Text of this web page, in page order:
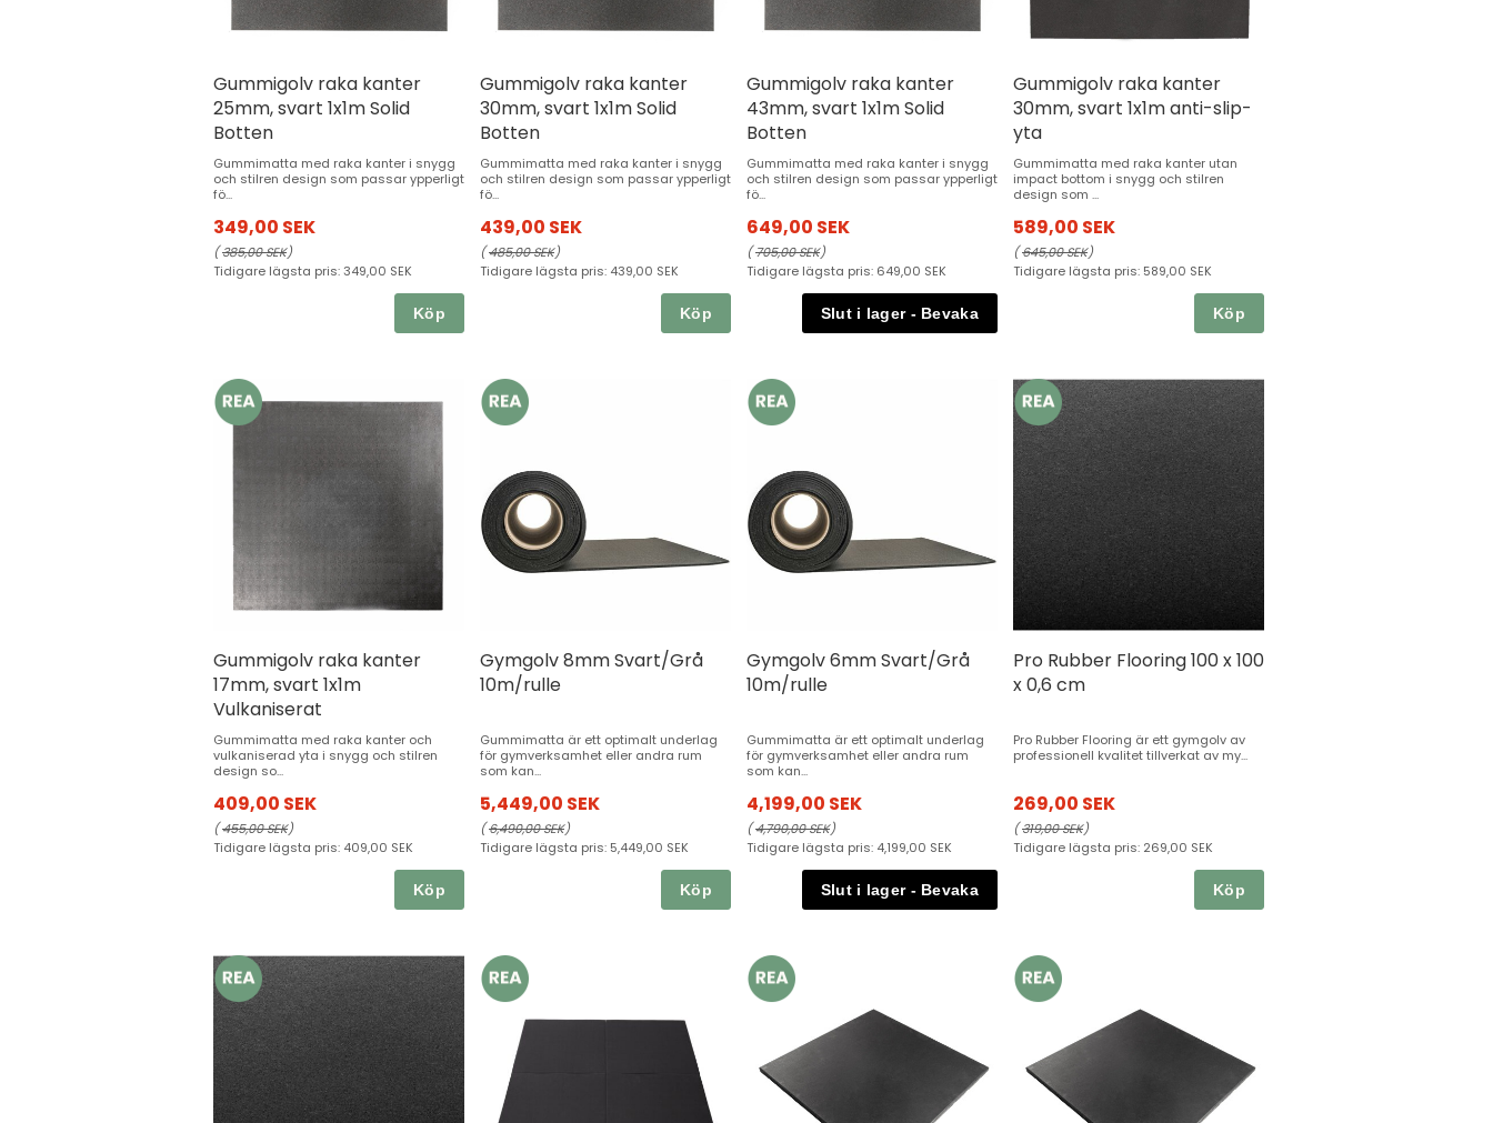
Gummigolv raka kanter
25mm, svart 1x1m Solid
Botten
Gummimatta med raka kanter i snygg
och stilren design som passar ypperligt
fö...
349,00 SEK
(385,00 SEK)
Tidigare lägsta pris:349,00 SEK
Köp
Gummigolv raka kanter
30mm, svart 1x1m Solid
Botten
Gummimatta med raka kanter i snygg
och stilren design som passar ypperligt
fö...
439,00 SEK
(485,00 SEK)
Tidigare lägsta pris: 439,00 SEK
Köp
Gummigolv raka kanter
43mm, svart 1x1m Solid
Botten
Gummimatta med raka kanter i snygg
och stilren design som passar ypperligt
fö...
649,00 SEK
(705,00 SEK)
Tidigare lägsta pris: 649,00 SEK
Gummigolv raka kanter
30mm, svart 1x1m anti-slip-
yta
Gummimatta med raka kanter utan
impact bottom i snygg och stilren
design som ...
589,00 SEK
(645,00 SEK)
Tidigare lägsta pris: 589,00 SEK
Köp
Gummigolv raka kanter
17mm, svart 1x1m
Vulkaniserat
Gummimatta med raka kanter och
vulkaniserad yta i snygg och stilren
design so...
409,00 SEK
(455,00 SEK)
Tidigare lägsta pris: 409,00 SEK
Köp
Gymgolv 8mm Svart/Grå
10m/rulle
Gummimatta är ett optimalt underlag
för gymverksamhet eller andra rum
som kan...
5,449,00 SEK
(6,490,00 SEK)
Tidigare lägsta pris: 5,449,00 SEK
Köp
Gymgolv 6mm Svart/Grå
10m/rulle
Gummimatta är ett optimalt underlag
för gymverksamhet eller andra rum
som kan...
4,199,00 SEK
(4,790,00 SEK)
Tidigare lägsta pris: 4,199,00 SEK
Pro Rubber Flooring 100 x 100
x 0,6 cm
Pro Rubber Flooring är ett gymgolv av
professionell kvalitet tillverkat av my...
269,00 SEK
(319,00 SEK)
Tidigare lägsta pris: 269,00 SEK
Köp